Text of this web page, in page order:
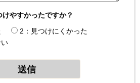
やすかったですか？
2：見つけにくかった